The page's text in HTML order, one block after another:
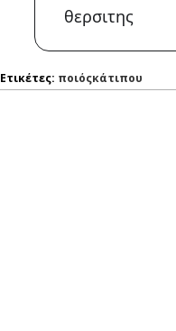
θερσιτης
Ετικέτες: ποιόςκάτιπου